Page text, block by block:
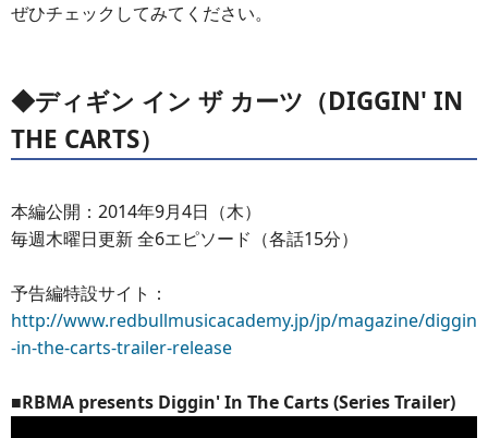
ぜひチェックしてみてください。
◆ディギン イン ザ カーツ（DIGGIN' IN
THE CARTS）
本編公開：2014年9月4日（木）
毎週木曜日更新 全6エピソード（各話15分）
予告編特設サイト：
http://www.redbullmusicacademy.jp/jp/magazine/diggin
-in-the-carts-trailer-release
■RBMA presents Diggin' In The Carts (Series Trailer)